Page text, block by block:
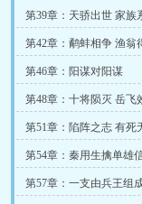
第39章：天骄出世 家族
第42章：鹬蚌相争 渔翁
第46章：阳谋对阳谋
第48章：十将陨灭 岳飞
第51章：陷阵之志 有死
第54章：秦用生擒单雄
第57章：一支由兵王组